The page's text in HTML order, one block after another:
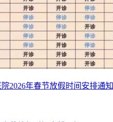
2026年春节放假时间安排通知